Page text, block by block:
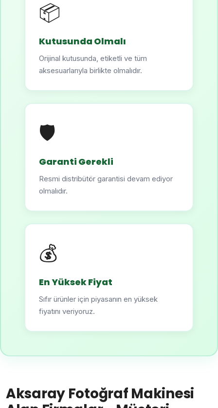
📦
Kutusunda Olmalı
Orijinal kutusunda, etiketli ve tüm
aksesuarlarıyla birlikte olmalıdır.
🛡️
Garanti Gerekli
Resmi distribütör garantisi devam ediyor
olmalıdır.
💰
En Yüksek Fiyat
Sıfır ürünler için piyasanın en yüksek
fiyatını veriyoruz.
Aksaray Fotoğraf Makinesi